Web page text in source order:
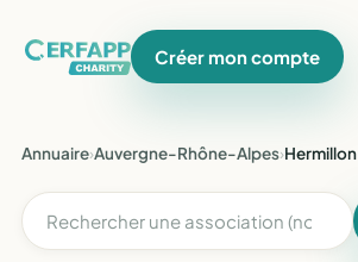
Créer mon compte
Annuaire›Auvergne-Rhône-Alpes›Hermillon